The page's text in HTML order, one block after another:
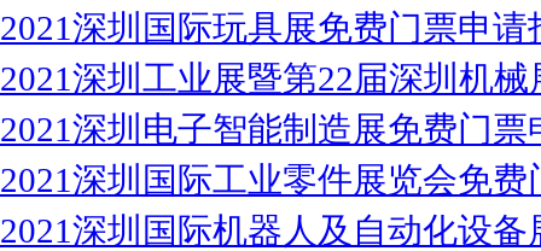
2021深圳国际玩具展免费门票申请
2021深圳工业展暨第22届深圳机械
2021深圳电子智能制造展免费门票
2021深圳国际工业零件展览会免费
2021深圳国际机器人及自动化设备